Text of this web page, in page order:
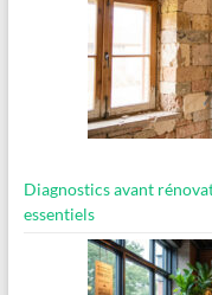
Diagnostics avant
essentiels